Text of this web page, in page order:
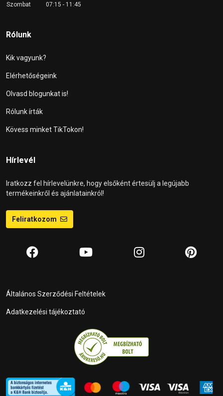
Szombat
07:15 - 11:45
Rólunk
Kik vagyunk?
Elérhetőségeink
Olvasd blogunkat is!
Rólunk írták
Kövess minket TikTokon!
Hírlevél
Iratkozz fel hírlevelünkre, hogy elsőként értesülj a legújabb
termékeinkről és ajánlatainkról!
Feliratkozom
Általános Szerződési Feltételek
Adatkezelési tájékoztató